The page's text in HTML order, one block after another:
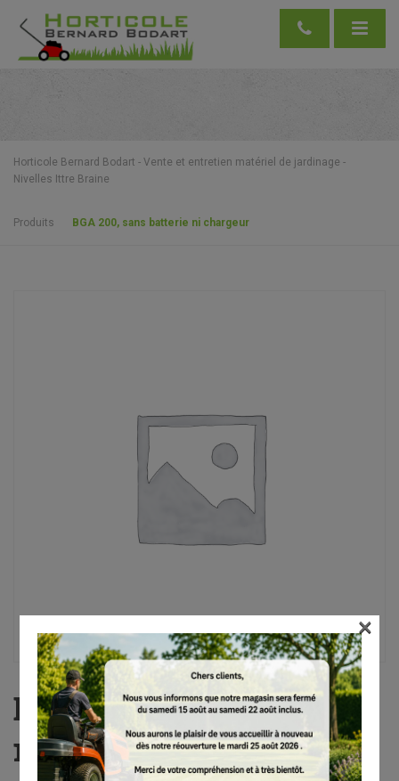
Horticole Bernard Bodart - Vente et entretien matériel de jardinage -
Nivelles Ittre Braine
Produits BGA 200, sans batterie ni chargeur
BGA 200, sans batterie
ni chargeur
×